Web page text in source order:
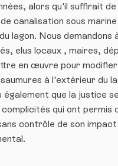
alors qu'il suffirait de
canalisation sous
lagon. Nous
elus locaux , maires,
en œuvre pour
à l'extérieur du
également que la justice
qui ont permis
contrôle de son impact